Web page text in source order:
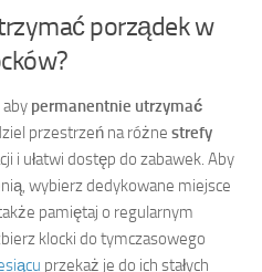
porządek w
aby permanentnie utrzymać
przestrzeń na różne strefy
i ułatwi dostęp do zabawek. Aby
wybierz dedykowane miejsce
pamiętaj o regularnym
klocki do tymczasowego
przekaż je do ich stałych